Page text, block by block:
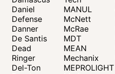
Daniel
Defense
Danner
De Santis
Dead
Ringer
Del-Ton
MANUL
McNett
McRae
MDT
MEAN
Mechanix
MEPROLIGHT